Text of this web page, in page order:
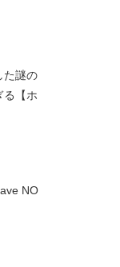
た謎の
る【ホ
NO